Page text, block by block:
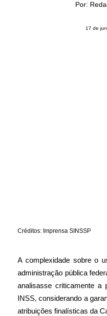
Por:
17 de
Créditos: Imprensa SINSSP
A complexidade sobre o
administração pública
analisasse criticamente a
INSS, considerando a
atribuições finalísticas da